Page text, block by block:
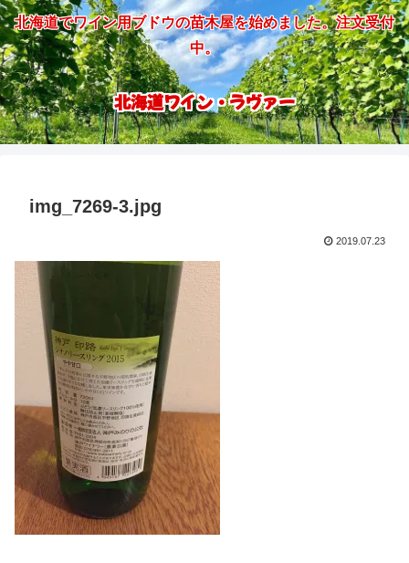
北海道でワイン用ブドウの苗木屋を始めました。注文受付
中。
北海道ワイン・ラヴァー
img_7269-3.jpg
2019.07.23